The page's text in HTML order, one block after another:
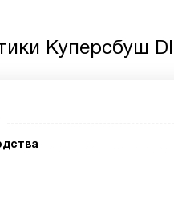
Куперсбуш